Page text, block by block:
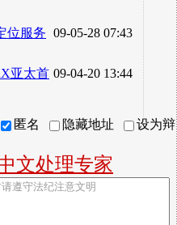
09-05-28 07:43
位服务
09-04-20 13:44
亚太首
匿名 隐藏地址
设为辩
文处理专家